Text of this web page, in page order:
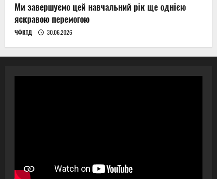
Ми завершуємо цей навчальний рік ще однією
яскравою перемогою
ЧФКТД 30.06.2026